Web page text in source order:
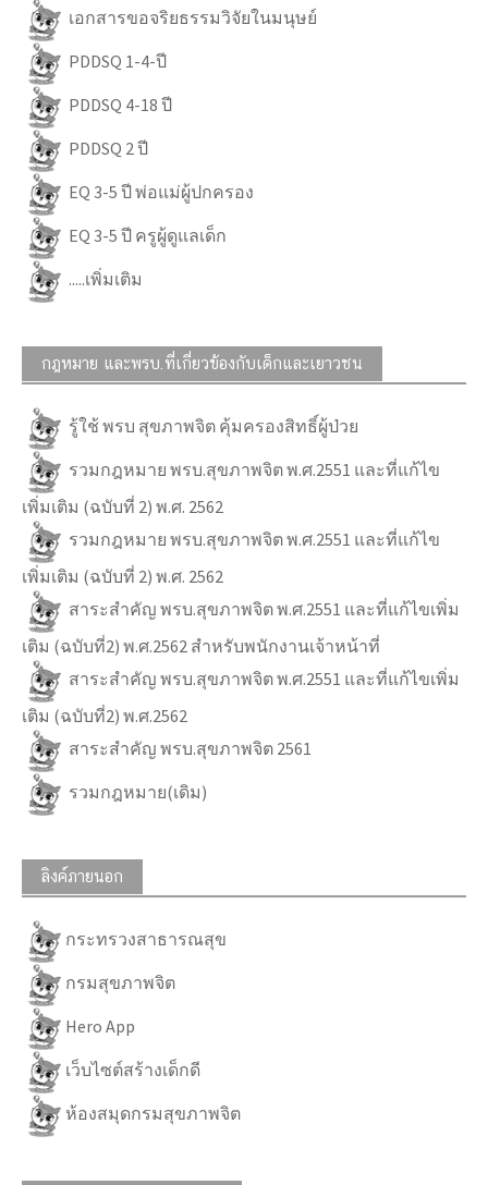
เอกสารขอจริยธรรมวิจัยในมนุษย์
PDDSQ 1-4-ปี
PDDSQ 4-18 ปี
PDDSQ 2 ปี
EQ 3-5 ปี พ่อแม่ผู้ปกครอง
EQ 3-5 ปี ครูผู้ดูแลเด็ก
.....เพิ่มเติม
กฎหมาย และพรบ.ที่เกี่ยวข้องกับเด็กและเยาวชน
รู้ใช้ พรบ สุขภาพจิต คุ้มครองสิทธิ์ผู้ป่วย
รวมกฎหมาย พรบ.สุขภาพจิต พ.ศ.2551 และที่แก้ไข
เพิ่มเติม (ฉบับที่ 2) พ.ศ. 2562
รวมกฎหมาย พรบ.สุขภาพจิต พ.ศ.2551 และที่แก้ไข
เพิ่มเติม (ฉบับที่ 2) พ.ศ. 2562
สาระสำคัญ พรบ.สุขภาพจิต พ.ศ.2551 และที่แก้ไขเพิ่ม
เติม (ฉบับที่2) พ.ศ.2562 สำหรับพนักงานเจ้าหน้าที่
สาระสำคัญ พรบ.สุขภาพจิต พ.ศ.2551 และที่แก้ไขเพิ่ม
เติม (ฉบับที่2) พ.ศ.2562
สาระสำคัญ พรบ.สุขภาพจิต 2561
รวมกฎหมาย(เดิม)
ลิงค์ภายนอก
กระทรวงสาธารณสุข
กรมสุขภาพจิต
Hero App
เว็บไซต์สร้างเด็กดี
ห้องสมุดกรมสุขภาพจิต